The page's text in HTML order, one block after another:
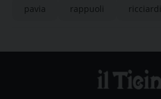
pavia rappuoli ricciardi